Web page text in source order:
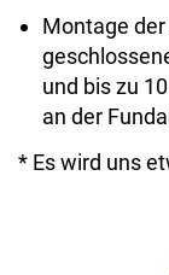
Montage
und bis zu
an der
* Es wird uns